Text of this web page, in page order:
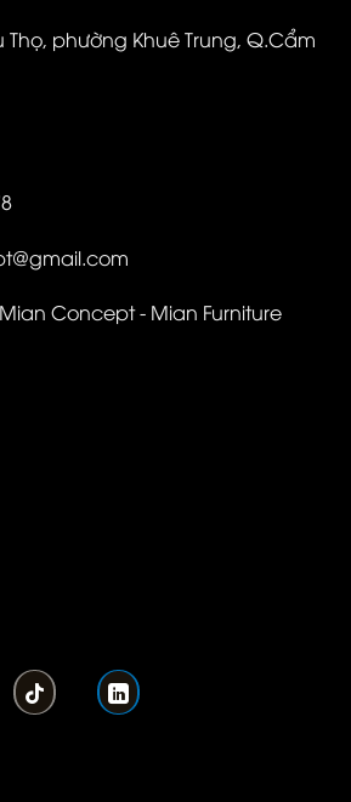
Thọ, phường Khuê Trung, Q.Cẩm
Concept - Mian Furniture